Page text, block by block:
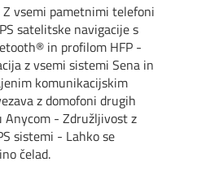
Z vsemi pametnimi telefoni
satelitske navigacije s
in profilom HFP -
z vsemi sistemi Sena in
komunikacijskim
z domofoni drugih
Anycom - Združljivost z
sistemi - Lahko se
čelad.